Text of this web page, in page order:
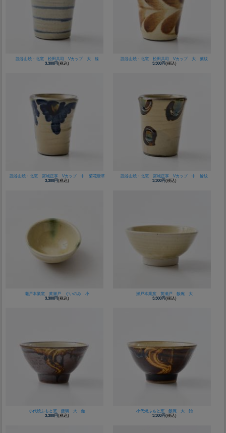
読谷山焼・北窯 松田共司 Vカップ 大 線
3,300円(税込)
読谷山焼・北窯 松田共司 Vカップ 大 葉紋
3,300円(税込)
読谷山焼・北窯 宮城正享 Vカップ 中 菊花唐草
3,300円(税込)
読谷山焼・北窯 宮城正享 Vカップ 中 輪紋
3,300円(税込)
瀬戸本業窯 黄瀬戸 ぐいのみ 小
3,300円(税込)
瀬戸本業窯 黄瀬戸 飯碗 大
3,300円(税込)
小代焼ふもと窯 飯碗 大 飴
3,300円(税込)
小代焼ふもと窯 飯碗 大 飴
3,300円(税込)